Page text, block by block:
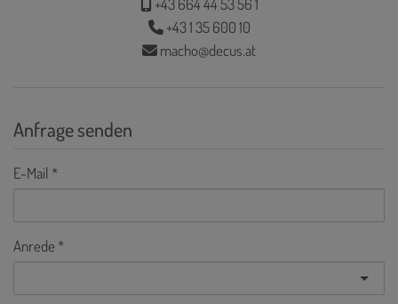
+43 664 44 53 56 1
+43 1 35 600 10
macho@decus.at
Anfrage senden
E-Mail
Anrede